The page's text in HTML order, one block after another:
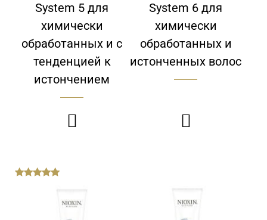
System 5 для
химически
обработанных и c
тенденцией к
истончением

System 6 для
химически
обработанных и
истонченных волос
